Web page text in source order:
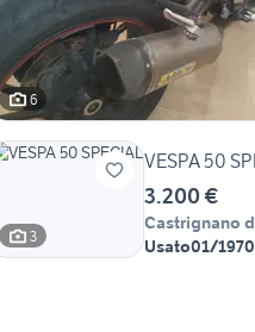
6
3
VESPA 50
3.200 €
Castrignano
Usato01/1970